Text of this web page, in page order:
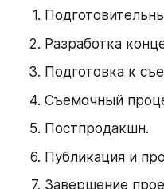
Разработка
Подготовка к
Съемочный
Постпродакшн.
Публикация и
Завершение